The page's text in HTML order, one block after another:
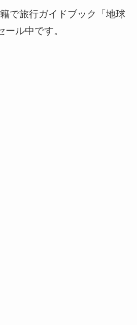
で旅行ガイドブック「地球
ル中です。